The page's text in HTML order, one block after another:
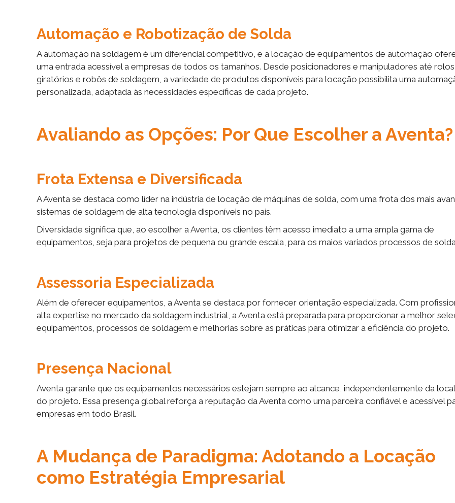
Automação e Robotização de Solda
A automação na soldagem é um diferencial competitivo, e a locação de equipamentos de automação
uma entrada acessível a empresas de todos os tamanhos. Desde posicionadores e manipuladores até rolos
giratórios e robôs de soldagem, a variedade de produtos disponíveis para locação possibilita uma
personalizada, adaptada às necessidades específicas de cada projeto.
Avaliando as Opções: Por Que Escolher a Aventa?
Frota Extensa e Diversificada
A Aventa se destaca como líder na indústria de locação de máquinas de solda, com uma frota dos mais
sistemas de soldagem de alta tecnologia disponíveis no país.
Diversidade significa que, ao escolher a Aventa, os clientes têm acesso imediato a uma ampla gama de
equipamentos, seja para projetos de pequena ou grande escala, para os maios variados processos de
Assessoria Especializada
Além de oferecer equipamentos, a Aventa se destaca por fornecer orientação especializada. Com
alta expertise no mercado da soldagem industrial, a Aventa está preparada para proporcionar a melhor
equipamentos, processos de soldagem e melhorias sobre as práticas para otimizar a eficiência do projeto.
Presença Nacional
Aventa garante que os equipamentos necessários estejam sempre ao alcance, independentemente da
do projeto. Essa presença global reforça a reputação da Aventa como uma parceira confiável e acessível
empresas em todo Brasil.
A Mudança de Paradigma: Adotando a Locação
como Estratégia Empresarial